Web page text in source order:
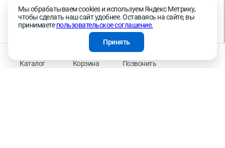
Каталог Корзина Позвонить
Продолжая работу с сайтом, вы даете согласие на использование сайтом cookies и
на обработку персональных данных в целях функционирования сайта, проведения
ретаргетинга, статистических исследований, улучшения сервиса и предоставления
релевантной рекламной информации на основе ваших предпочтений и интересов.
На информационном ресурсе применяются рекомендательные технологии —
Правила применения рекомендательных технологий
Мы обрабатываем cookies и используем Яндекс Метрику,
чтобы сделать наш сайт удобнее. Оставаясь на сайте, вы
принимаетепользовательское соглашение.
Принять